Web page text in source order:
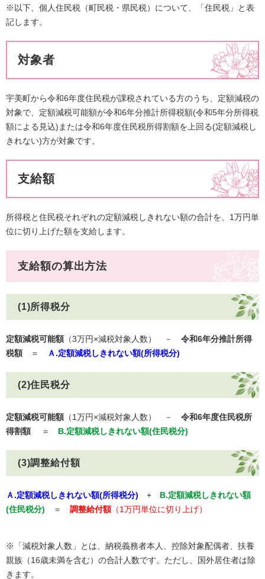
※以下、個人住民税（町民税・県民税）について、「住民税」と表
記します。
対象者
宇美町から令和6年度住民税が課税されている方のうち、定額減税の
対象で、定額減税可能額が令和6年分推計所得税額(令和5年分所得税
額による見込)または令和6年度住民税所得割額を上回る(定額減税し
きれない)方が対象です。
支給額
所得税と住民税それぞれの定額減税しきれない額の合計を、1万円単
位に切り上げた額を支給します。
支給額の算出方法
(1)所得税分
定額減税可能額（3万円×減税対象人数） － 令和6年分推計所得
税額＝ Ａ.定額減税しきれない額(所得税分)
(2)住民税分
定額減税可能額（1万円×減税対象人数） － 令和6年度住民税所
得割額＝ B.定額減税しきれない額(住民税分)
(3)調整給付額
Ａ.定額減税しきれない額(所得税分) + B.定額減税しきれない額
(住民税分) ＝ 調整給付額（1万円単位に切り上げ）
※「減税対象人数」とは、納税義務者本人、控除対象配偶者、扶養
親族（16歳未満を含む）の合計人数です。ただし、国外居住者は除
きます。